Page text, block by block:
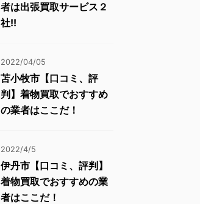
者は出張買取サービス２
社!!
2022/04/05
苫小牧市【口コミ、評
判】着物買取でおすすめ
の業者はここだ！
2022/4/5
伊丹市【口コミ、評判】
着物買取でおすすめの業
者はここだ！